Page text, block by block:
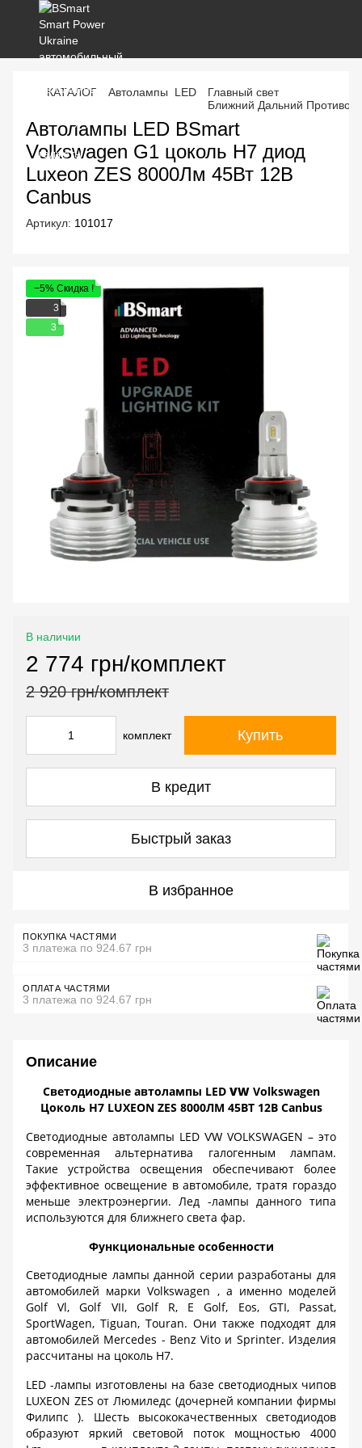
КАТАЛОГ Автолампы LED
Главный свет
Ближний Дальний
Автолампы LED BSmart
Volkswagen G1 цоколь H7 диод
Luxeon ZES 8000Лм 45Вт 12В
Canbus
Артикул: 101017
−5% Скидка !
3
3
В наличии
2 774 грн/комплект
2 920 грн/комплект
комплект Купить
В кредит
Быстрый заказ
В избранное
ПОКУПКА ЧАСТЯМИ
3 платежа по 924.67 грн
ОПЛАТА ЧАСТЯМИ
3 платежа по 924.67 грн
Описание
Светодиодные автолампы LEDVW Volkswagen
Цоколь H7 LUXEON ZES 8000ЛМ 45ВТ 12В Canbus
Светодиодные автолампы LED VW VOLKSWAGEN – это
современная альтернатива галогенным лампам.
Такие устройства освещения обеспечивают более
эффективное освещение в автомобиле, тратя гораздо
меньше электроэнергии. Лед -лампы данного типа
используются для ближнего света фар.
Функциональные особенности
Светодиодные лампы данной серии разработаны для
автомобилей маркиVolkswagen , а именно моделей
Golf
Vl,Golf VII, Golf R, E Golf, Eos, GTI, Passat,
SportWagen, Tiguan, Touran. Они также подходят для
автомобилей Mercedes - Benz Vito и Sprinter. Изделия
рассчитаны на цоколь H7.
LED -лампы изготовлены на базе светодиодных чипов
LUXEON ZES от Люмиледс (дочерней компании фирмы
Филипс ). Шесть высококачественных светодиодов
образуют яркий световой поток мощностью 4000